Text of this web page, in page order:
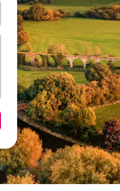
se strelicama prema gore